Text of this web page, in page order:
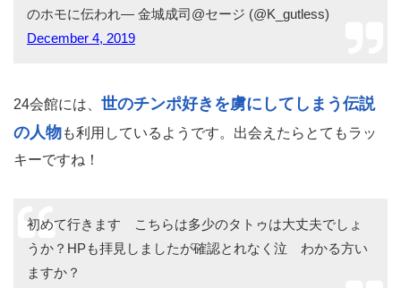
のホモに伝われ— 金城成司@セージ (@K_gutless)
December 4, 2019
24会館には、 世のチンポ好きを虜にしてしまう伝説
の人物も利用しているようです。出会えたらとてもラッ
キーですね！
初めて行きます こちらは多少のタトゥは大丈夫でしょ
うか？HPも拝見しましたが確認とれなく泣 わかる方い
ますか？